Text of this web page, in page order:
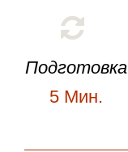
Подготовка
5 Мин.